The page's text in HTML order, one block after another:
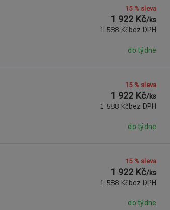
15 % sleva
1 922 Kč/ks
1 588 Kčbez DPH
do týdne
15 % sleva
1 922 Kč/ks
1 588 Kčbez DPH
do týdne
15 % sleva
1 922 Kč/ks
1 588 Kčbez DPH
do týdne